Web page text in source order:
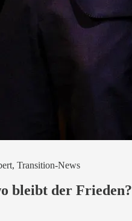
Transition-News
bleibt der Frieden?